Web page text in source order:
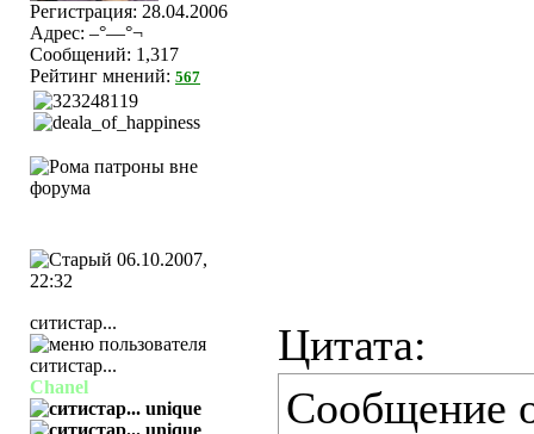
Регистрация: 28.04.2006
Адрес: –°—°¬
Сообщений: 1,317
Рейтинг мнений: 567
06.10.2007,
22:32
ситистар...
Chanel
Цитата:
Сообщение